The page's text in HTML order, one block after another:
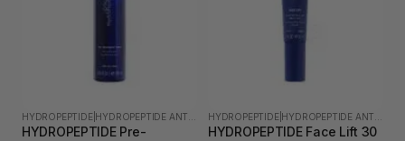
HYDROPEPTIDE
HYDROPEPTIDE Pre-
HYDROPEPTIDE
HYDROPEPTIDE Face Lift 30